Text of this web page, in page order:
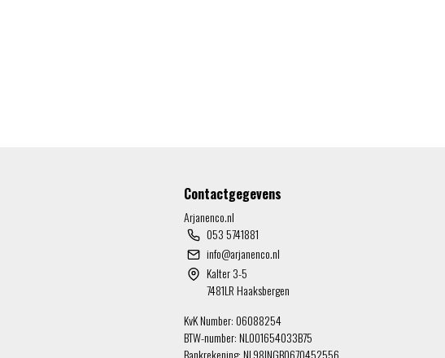
Contactgegevens
Arjanenco.nl
053 5741881
info@arjanenco.nl
Kalter 3-5
7481LR Haaksbergen
KvK Number: 06088254
BTW-number: NL001654033B75
Bankrekening: NL98INGB0670452556